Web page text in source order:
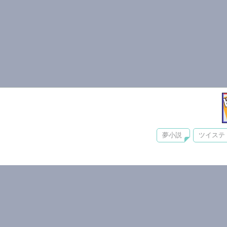
夢小説 ツイステ